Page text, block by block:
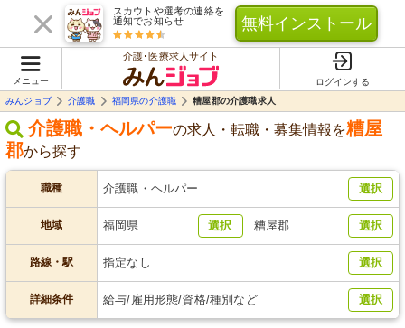
スカウトや選考の連絡を
通知でお知らせ
無料インストール
メニュー
介護･医療求人サイト
ログインする
みんジョブ
介護職 福岡県の介護職 糟屋郡の介護職求人
介護職・ヘルパーの求人・転職・募集情報を糟屋
郡から探す
職種 介護職・ヘルパー 選択
地域 福岡県 選択 糟屋郡 選択
路線・駅 指定なし 選択
詳細条件 給与/雇用形態/資格/種別など 選択